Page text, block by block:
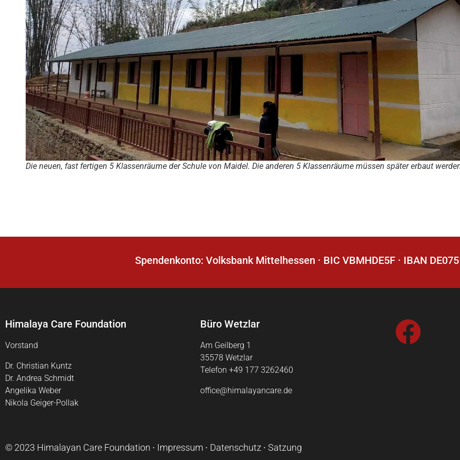
Die neuen, fast fertigen 5 Klassenräume der Schule von Maidel. Die anderen 5 Klassenräume müssen später erbaut
Spendenkonto: Volksbank Mittelhessen · BIC VBMHDE5F · IBAN
Himalaya Care Foundation
Vorstand
Dr. Christian Kuntz
Dr. Andrea Schmidt
Angelika Weber
Nikola Geiger-Pollak
Büro Wetzlar
Am Geilberg 1
35578 Wetzlar
Telefon +49 177 3262460
office@himalayancare.de
© 2023 Himalayan Care Foundation ∙ Impressum ∙ Datenschutz ∙ Satzung